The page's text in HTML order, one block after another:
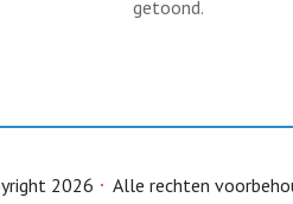
getoond.
2026 Alle rechten